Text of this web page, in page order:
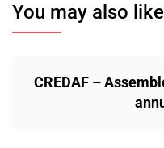
You may also
CREDAF –